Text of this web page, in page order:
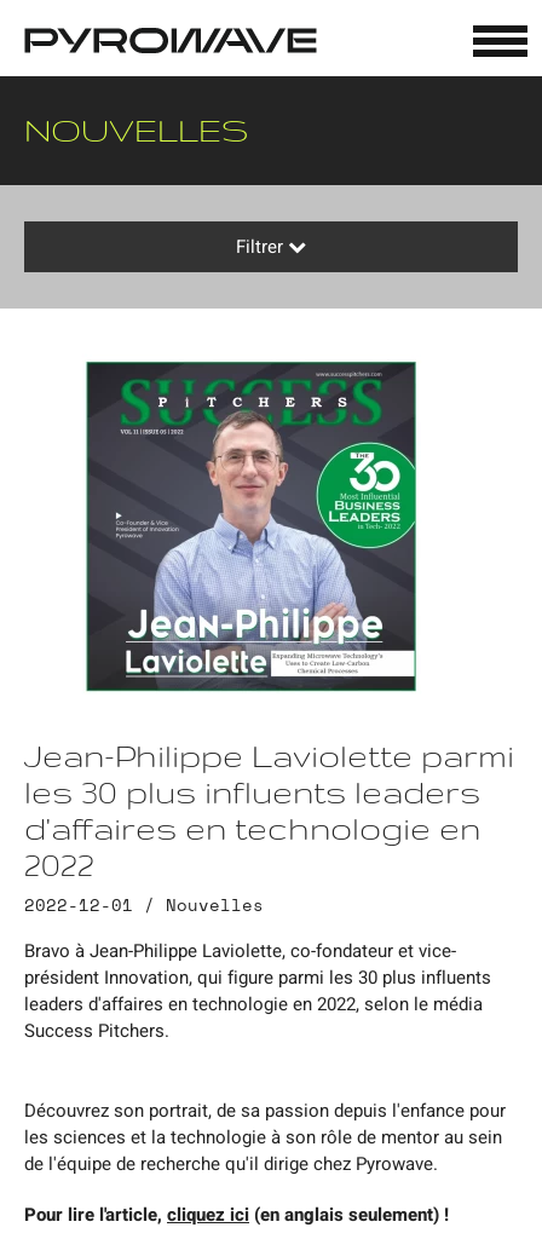
NOUVELLES
Filtrer
Jean-Philippe Laviolette parmi
les 30 plus influents leaders
d'affaires en technologie en
2022
2022-12-01 / Nouvelles
Bravo à Jean-Philippe Laviolette, co-fondateur et vice-
président Innovation, qui figure parmi les 30 plus influents
leaders d'affaires en technologie en 2022, selon le média
Success Pitchers.
Découvrez son portrait, de sa passion depuis l'enfance pour
les sciences et la technologie à son rôle de mentor au sein
de l'équipe de recherche qu'il dirige chez Pyrowave.
Pour lire l'article, cliquez ici (en anglais seulement) !